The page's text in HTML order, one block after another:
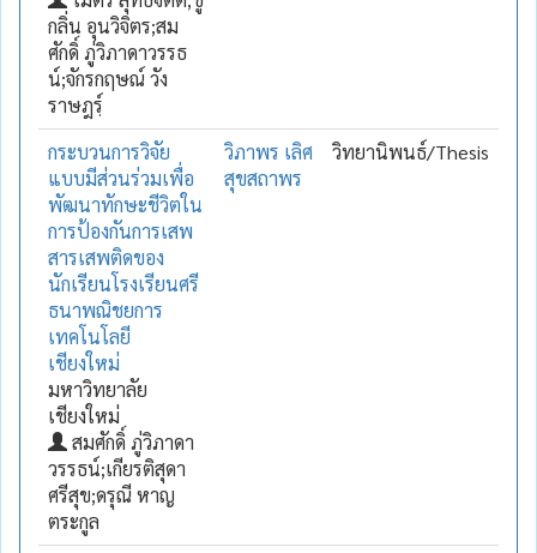
กลิ่น อุนวิจิตร;สม
ศักดิ์ ภู่วิภาดาวรรธ
น์;จักรกฤษณ์ วัง
ราษฎรฺ์
กระบวนการวิจัย
แบบมีส่วนร่วมเพื่อ
พัฒนาทักษะชีวิตใน
การป้องกันการเสพ
สารเสพติดของ
นักเรียนโรงเรียนศรี
ธนาพณิชยการ
เทคโนโลยี
เชียงใหม่
มหาวิทยาลัย
เชียงใหม่
สมศักดิ์ ภู่วิภาดา
วรรธน์;เกียรติสุดา
ศรีสุข;ดรุณี หาญ
ตระกูล
วิภาพร เลิศ
สุขสถาพร
วิทยานิพนธ์/Thesis